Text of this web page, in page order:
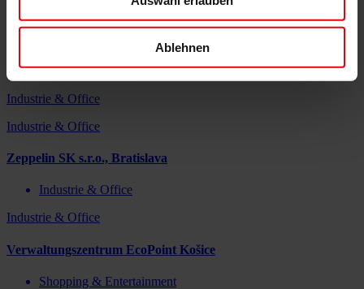
Ablehnen
Industrie & Office
Bürogebäude mit Produktionshalle für Brose, Prievidza
Industrie & Office
Industrie & Office
Zeppelin SK s.r.o., Bratislava
Industrie & Office
Industrie & Office
Verwaltungszentrum EcoPoint Košice
Shopping & Entertainment